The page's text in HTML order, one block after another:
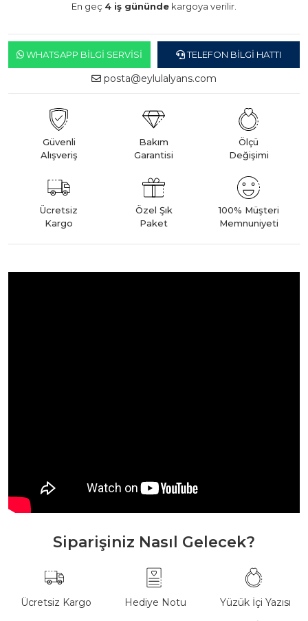
En geç 4 iş gününde kargoya verilir.
WHATSAPP BILGI SERVISI TELEFON BILGI HATTI
posta@eylulalyans.com
Güvenli
Alışveriş
Bakım
Garantisi
Ölçü
Değişimi
Ücretsiz
Kargo
Özel Şık
Paket
100% Müşteri
Memnuniyeti
Siparişiniz Nasıl Gelecek?
Ücretsiz Kargo Hediye Notu Yüzük İçi Yazısı